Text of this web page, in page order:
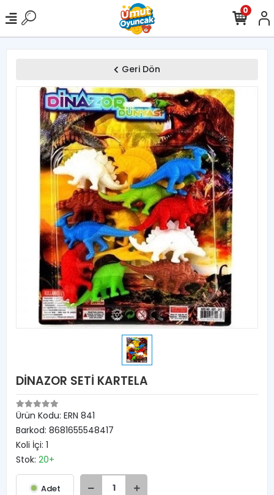
0
Geri Dön
DİNAZOR SETİ KARTELA
Ürün Kodu: ERN 841
Barkod: 8681655548417
Koli İçi: 1
Stok: 20+
Adet